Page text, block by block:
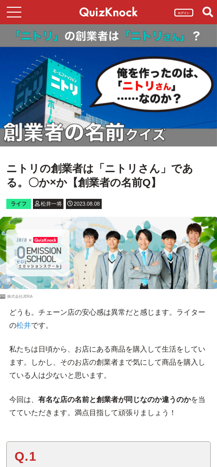
ログイン
ニトリの創業者は「ニトリさん」であ
る。〇か×か【創業者の名前Q】
ライフ 松井一将 2023.08.08
PR 株式会社JERA
どうも。チェーン店の安心感は異常だと感じます。ライター
の松井です。
私たちは日頃から、お店にある商品を購入して生活をしてい
ます。しかし、そのお店の創業者まで気にして商品を購入し
ている人は少ないと思います。
今回は、 有名な店の名前と創業者が同じなのか違うのかを当
てていただきます。満点目指して頑張りましょう！
Q.1